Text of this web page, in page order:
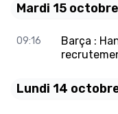
Mardi 15
09:16
Barça :
Lundi 14